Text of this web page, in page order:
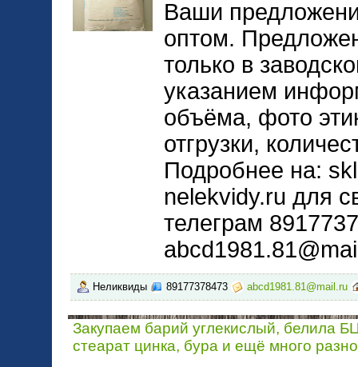
Ваши
оптом.
только в
указанием
объёма, фото
отгрузки,
Подробнее на:
nelekvidy.ru для
телеграм
Неликвиды 89177378473 abcd1981.81@mail.ru
Закупаем барий углекислый, белила
стеарат цинка, бура и ещё много